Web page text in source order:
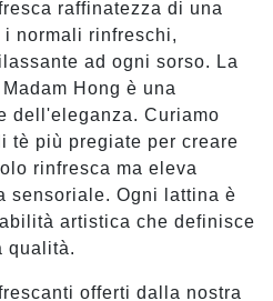
raffinatezza di una
i normali rinfreschi,
ad ogni sorso. La
Hong è una
dell'eleganza. Curiamo
tè più pregiate per creare
rinfresca ma eleva
sensoriale. Ogni lattina è
artistica che definisce
qualità.
offerti dalla nostra